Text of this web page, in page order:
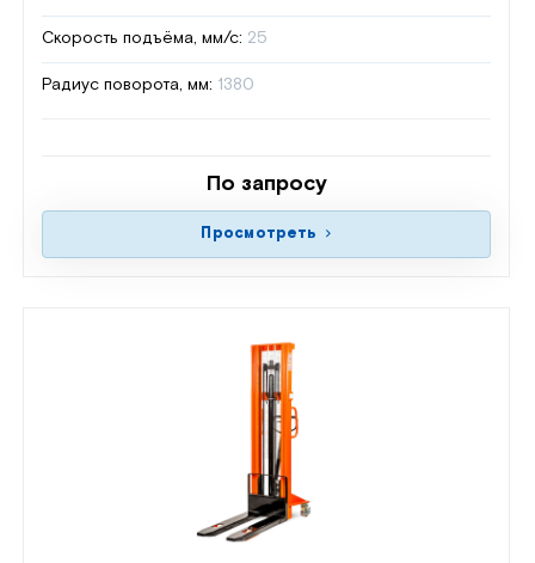
Скорость подъёма, мм/с: 25
Радиус поворота, мм: 1380
По запросу
Просмотреть